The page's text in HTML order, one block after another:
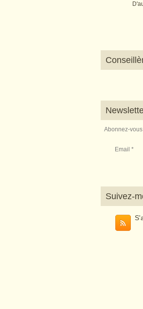
Abonnez-
Email
Suivez-